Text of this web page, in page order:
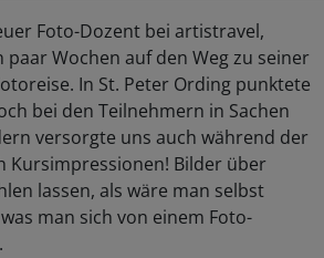
Foto-Dozent bei artistravel,
paar Wochen auf den Weg zu seiner
In St. Peter Ording punktete
bei den Teilnehmern in Sachen
versorgte uns auch während der
Kursimpressionen! Bilder über
lassen, als wäre man selbst
man sich von einem Foto-